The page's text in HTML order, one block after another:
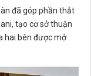
đã góp phần thắt
tạo cơ sở thuận
hai bên được mở